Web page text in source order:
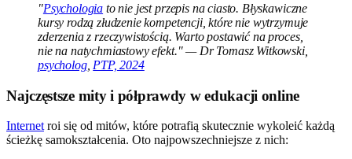
"Psychologia to nie jest przepis na ciasto. Błyskawiczne
kursy rodzą złudzenie kompetencji, które nie wytrzymuje
zderzenia z rzeczywistością. Warto postawić na proces,
nie na natychmiastowy efekt." — Dr Tomasz Witkowski,
psycholog, PTP, 2024
Najczęstsze mity i półprawdy w edukacji online
Internet roi się od mitów, które potrafią skutecznie wykoleić każdą
ścieżkę samokształcenia. Oto najpowszechniejsze z nich: